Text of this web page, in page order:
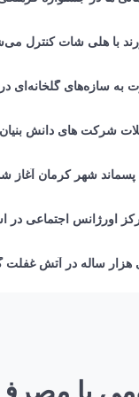
با هلی شات کنترل
به ساز‌ه‌های گلخانه‌ای
شرکت های دانش بنیان
پسماند شهر کرمان آغاز
هزار ساله در آتش
با مصرف